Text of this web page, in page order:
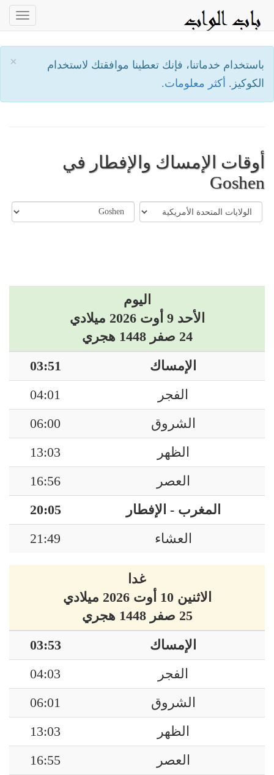
×
باستخدام خدماتنا، فإنك تعطينا موافقتك لاستخدام
الكوكيز. أكثر معلومات.
أوقات الإمساك والإفطار في
Goshen
اليوم
الأحد 9 أوت 2026 ميلادي
24 صفر 1448 هجري
الإمساك
03:51
الفجر
04:01
الشروق
06:00
الظهر
13:03
العصر
16:56
المغرب - الإفطار
20:05
العشاء
21:49
غدا
الاثنين 10 أوت 2026 ميلادي
25 صفر 1448 هجري
الإمساك
03:53
الفجر
04:03
الشروق
06:01
الظهر
13:03
العصر
16:55